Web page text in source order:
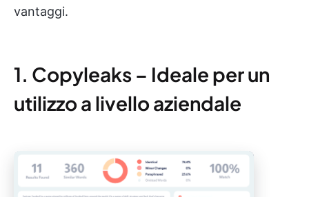
vantaggi.
1. Copyleaks – Ideale per un
utilizzo a livello aziendale